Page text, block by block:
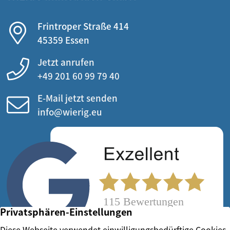
Privatsphäre,
- elektrische Rollläden,
- eine Garage mit elektrischem Tor,
- eine Öl-Zentralheizung aus 2003,
- sowie die außergewöhnliche Mikrolage direkt am
Schlosspark Borbeck.
Frintroper Straße 414
45359 Essen
Jetzt anrufen
+49 201 60 99 79 40
E-Mail jetzt senden
info@wierig.eu